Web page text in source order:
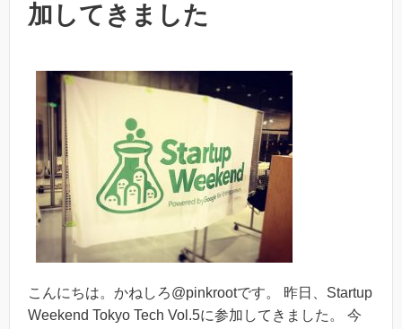
加してきました
こんにちは。かねしろ@pinkrootです。 昨日、Startup
Weekend Tokyo Tech Vol.5に参加してきました。 今